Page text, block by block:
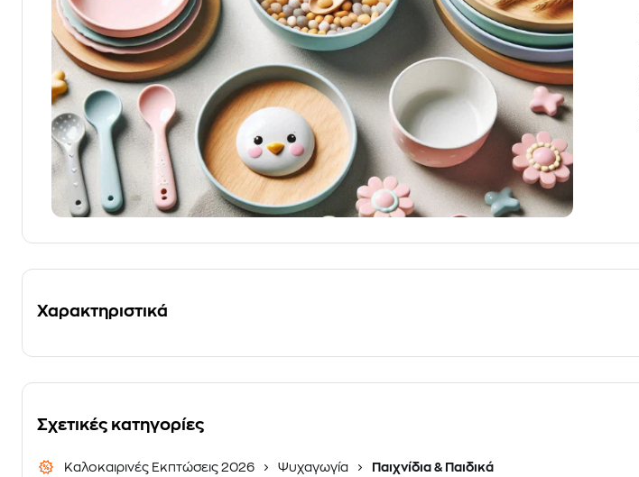
Χαρακτηριστικά
Σχετικές κατηγορίες
Καλοκαιρινές Εκπτώσεις 2026 Ψυχαγωγία Παιχνίδια & Παιδικά